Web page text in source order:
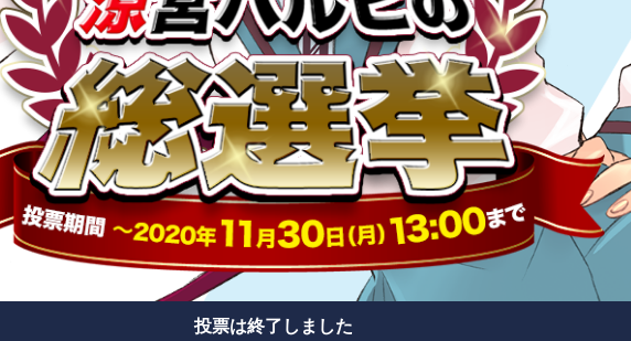
投票は終了しました